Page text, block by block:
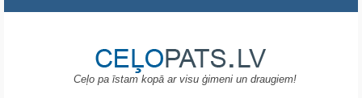
Ceļo pa īstam kopā ar visu ģimeni un draugiem!